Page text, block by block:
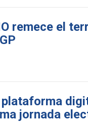
remece el
jornada